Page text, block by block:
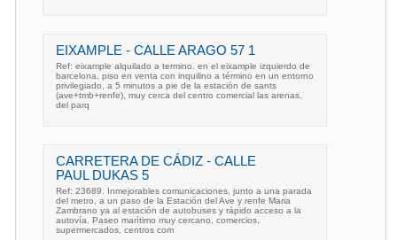
EIXAMPLE - CALLE ARAGO 57 1
Ref: eixample alquilado a termino. en el eixample izquierdo de
barcelona, piso en venta con inquilino a término en un entorno
privilegiado, a 5 minutos a pie de la estación de sants
(ave+tmb+renfe), muy cerca del centro comercial las arenas,
del parq
CARRETERA DE CÁDIZ - CALLE
PAUL DUKAS 5
Ref: 23689. Inmejorables comunicaciones, junto a una parada
del metro, a un paso de la Estación del Ave y renfe Maria
Zambrano ya al estación de autobuses y rápido acceso a la
autovía. Paseo marítimo muy cercano, comercios,
supermercados, centros com